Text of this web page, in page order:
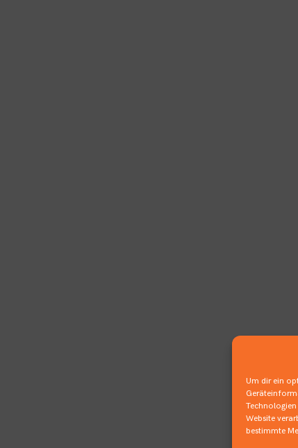
Um dir ein
Website
bestimmte